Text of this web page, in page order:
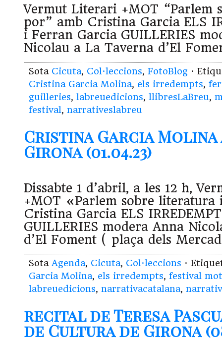
Vermut Literari +MOT “Parlem
por” amb Cristina Garcia ELS
i Ferran Garcia GUILLERIES
Nicolau a La Taverna d’El
Sota Cicuta, Col·leccions, FotoBlog ·
Cristina Garcia Molina, els irredempts,
guilleries, labreuedicions, llibresLaBreu,
festival, narrativeslabreu
Cristina Garcia Molina
Girona (01.04.23)
Dissabte 1 d’abril, a les 12 h,
+MOT «Parlem sobre
Cristina Garcia ELS
GUILLERIES modera Anna
d’El Foment ( plaça dels
Sota Agenda, Cicuta, Col·leccions ·
Garcia Molina, els irredempts, festival mot
labreuedicions, narrativacatalana,
recital de Teresa
de Cultura de Girona